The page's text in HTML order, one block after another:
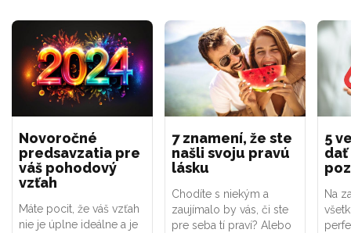
Novoročné
predsavzatia pre
váš pohodový
vzťah
Máte pocit, že váš vzťah
nie je úplne ideálne a je
7 znamení, že ste
našli svoju pravú
lásku
Chodíte s niekým a
zaujímalo by vás, či ste
pre seba tí praví? Alebo
5
dať
Na